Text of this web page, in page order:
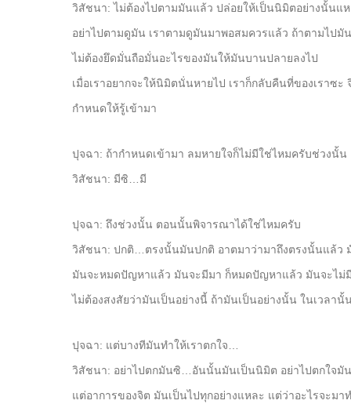
วิสัชนา: ไม่ต้องไปตามมันแล้ว ปล่อยให้เป็นนิมิตอย่างนั้นแ
อย่าไปตามดูมัน เราตามดูมันมาพอสมควรแล้ว ถ้าตามไป
ไม่ต้องยึดมั่นถือมั่นอะไรของมันให้มันบานปลายลงไป
เมื่อเราอยากจะให้นิมิตนั่นหายไป เราก็กลับคืนที่ของเราซ
กำหนดให้รู้เข้ามา
ปุจฉา: ถ้ากำหนดเข้ามา ลมหายใจก็ไม่มีใช่ไหมครับช่วงนั้น
วิสัชนา: มีซิ…มี
ปุจฉา: ถึงช่วงนั้น ตอนนั้นพิจารณาได้ใช่ไหมครับ
วิสัชนา: ปกติ…ตรงนั้นมันปกติ อาตมาว่ามาถึงตรงนั้นแล้ว
มันจะหมดปัญหาแล้ว มันจะมีมา ก็หมดปัญหาแล้ว มันจะไ
ไม่ต้องสงสัยว่ามันเป็นอย่างนี้ ถ้ามันเป็นอย่างนั้น ในเวลานั้
ปุจฉา: แต่บางทีมันทำให้เราตกใจ…
วิสัชนา: อย่าไปตกมันซิ…อันนั้นมันเป็นนิมิต อย่าไปตกใจมัน
แต่อาการของจิต มันเป็นไปทุกอย่างแหละ แต่ว่าอะไรจะมา